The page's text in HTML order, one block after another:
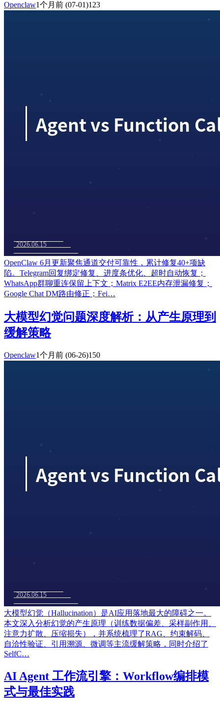
Openclaw1个月前 (07-01)123
OpenClaw 6月更新聚焦通道交付可靠性，累计修复40+项缺
陷。Telegram回复绑定修复、进度条优化、超时自动恢复；
WhatsApp群聊重连保留上下文；Matrix E2EE内存泄漏修复；
Google Chat DM路由修正；Fei…
大模型幻觉问题深度解析：从产生原理到
缓解策略
Openclaw1个月前 (06-26)150
大模型幻觉（Hallucination）是AI应用落地最大的障碍之一。
本文深入分析幻觉的产生原理（训练数据偏差、采样副作用、
注意力扩散、压缩损失），并系统梳理了RAG、约束解码、
自洽性验证、引用溯源、微调等主流缓解策略，同时介绍了
SelfC…
AI Agent 工作流引擎：Workflow编排模
式与最佳实践